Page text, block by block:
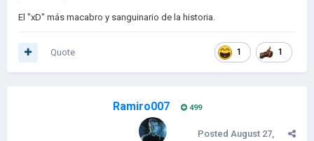
El "xD" más macabro y sanguinario de la historia.
1 1
Quote
Ramiro007 499
Posted August 27,